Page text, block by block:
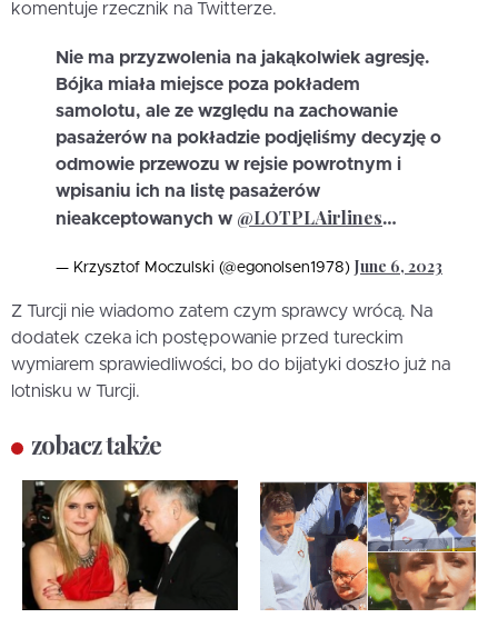
komentuje rzecznik na Twitterze.
Nie ma przyzwolenia na jakąkolwiek agresję.
Bójka miała miejsce poza pokładem
samolotu, ale ze względu na zachowanie
pasażerów na pokładzie podjęliśmy decyzję o
odmowie przewozu w rejsie powrotnym i
wpisaniu ich na listę pasażerów
nieakceptowanych w @LOTPLAirlines…
— Krzysztof Moczulski (@egonolsen1978) June 6, 2023
Z Turcji nie wiadomo zatem czym sprawcy wrócą. Na
dodatek czeka ich postępowanie przed tureckim
wymiarem sprawiedliwości, bo do bijatyki doszło już na
lotnisku w Turcji.
zobacz także